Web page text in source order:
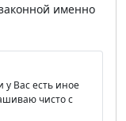
именно
у Вас есть иное
чисто с